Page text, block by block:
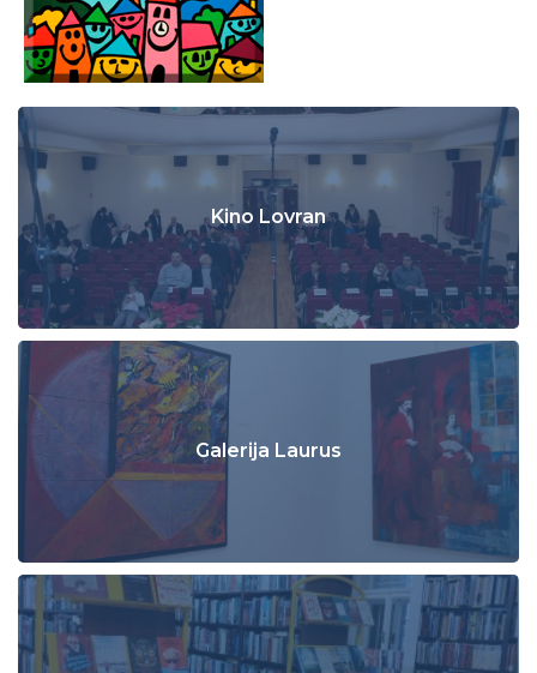
Kino Lovran
Galerija Laurus